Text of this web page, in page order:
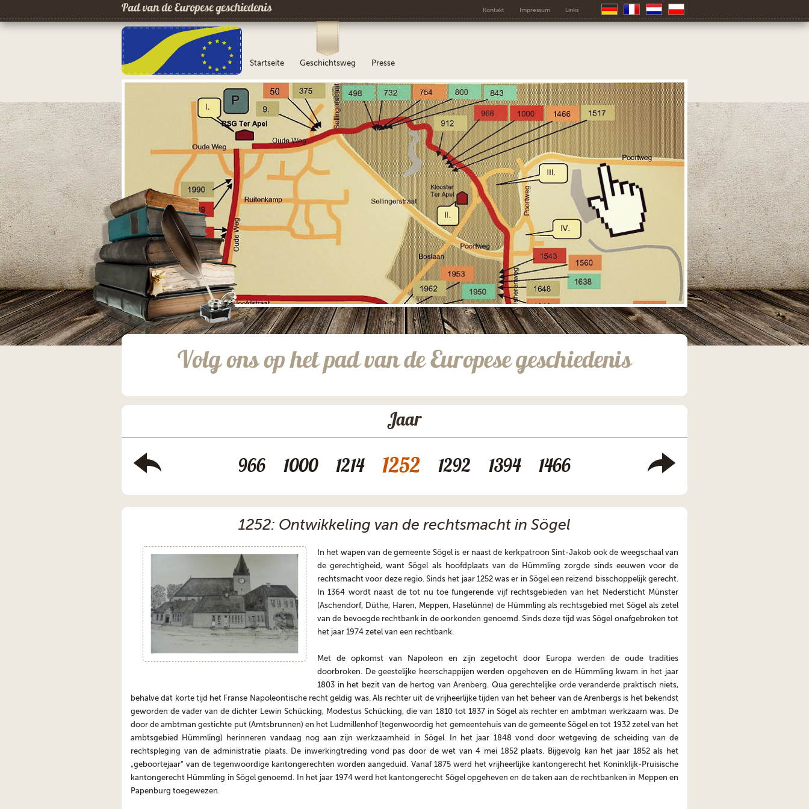
Pad van de Europese geschiedenis Kontakt Impressum Links
Startseite Geschichtsweg Presse
Volg ons op het pad van de Europese geschiedenis
Jaar
966 1000 1214 1252 1292 1394 1466
1252: Ontwikkeling van de rechtsmacht in Sögel
In het wapen van de gemeente Sögel is er naast de kerkpatroon Sint-Jakob ook de weegschaal van
de gerechtigheid, want Sögel als hoofdplaats van de Hümmling zorgde sinds eeuwen voor de
rechtsmacht voor deze regio. Sinds het jaar 1252 was er in Sögel een reizend bisschoppelijk gerecht.
In 1364 wordt naast de tot nu toe fungerende vijf rechtsgebieden van het Nedersticht Münster
(Aschendorf, Düthe, Haren, Meppen, Haselünne) de Hümmling als rechtsgebied met Sögel als zetel
van de bevoegde rechtbank in de oorkonden genoemd. Sinds deze tijd was Sögel onafgebroken tot
het jaar 1974 zetel van een rechtbank.
Met de opkomst van Napoleon en zijn zegetocht door Europa werden de oude tradities
doorbroken. De geestelijke heerschappijen werden opgeheven en de Hümmling kwam in het jaar
1803 in het bezit van de hertog van Arenberg. Qua gerechtelijke orde veranderde praktisch niets,
behalve dat korte tijd het Franse Napoleontische recht geldig was. Als rechter uit de vrijheerlijke tijden van het beheer van de Arenbergs is het bekendst
geworden de vader van de dichter Lewin Schücking, Modestus Schücking, die van 1810 tot 1837 in Sögel als rechter en ambtman werkzaam was. De
door de ambtman gestichte put (Amtsbrunnen) en het Ludmillenhof (tegenwoordig het gemeentehuis van de gemeente Sögel en tot 1932 zetel van het
ambtsgebied Hümmling) herinneren vandaag nog aan zijn werkzaamheid in Sögel. In het jaar 1848 vond door wetgeving de scheiding van de
rechtspleging van de administratie plaats. De inwerkingtreding vond pas door de wet van 4 mei 1852 plaats. Bijgevolg kan het jaar 1852 als het
„geboortejaar“ van de tegenwoordige kantongerechten worden aangeduid. Vanaf 1875 werd het vrijheerlijke kantongerecht het Koninklijk-Pruisische
kantongerecht Hümmling in Sögel genoemd. In het jaar 1974 werd het kantongerecht Sögel opgeheven en de taken aan de rechtbanken in Meppen en
Papenburg toegewezen.